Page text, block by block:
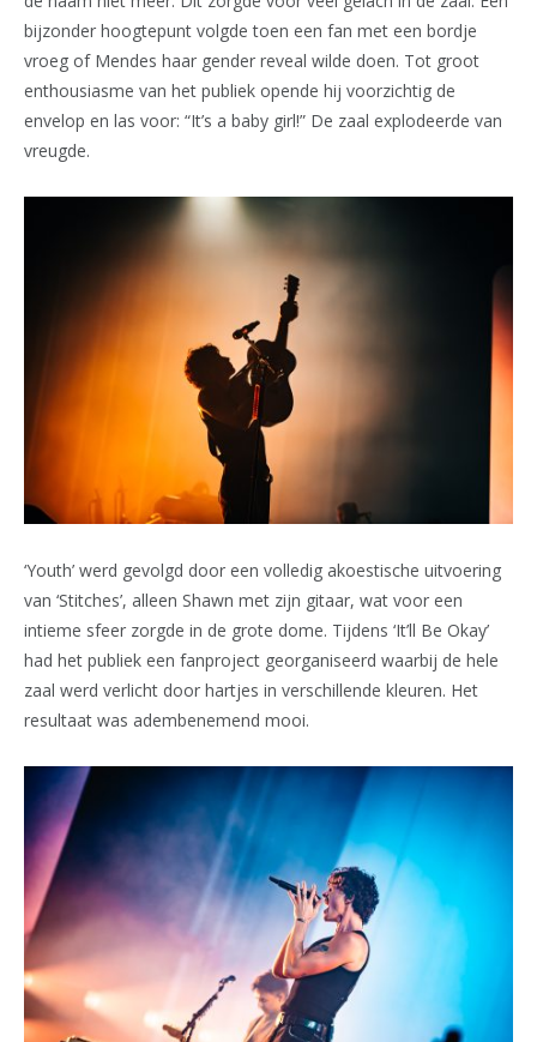
bijzonder hoogtepunt volgde toen een fan met een bordje
vroeg of Mendes haar gender reveal wilde doen. Tot groot
enthousiasme van het publiek opende hij voorzichtig de
envelop en las voor: “It’s a baby girl!” De zaal explodeerde van
vreugde.
‘Youth’ werd gevolgd door een volledig akoestische uitvoering
van ‘Stitches’, alleen Shawn met zijn gitaar, wat voor een
intieme sfeer zorgde in de grote dome. Tijdens ‘It’ll Be Okay’
had het publiek een fanproject georganiseerd waarbij de hele
zaal werd verlicht door hartjes in verschillende kleuren. Het
resultaat was adembenemend mooi.